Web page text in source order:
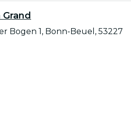
Bogen 1, Bonn-Beuel, 53227